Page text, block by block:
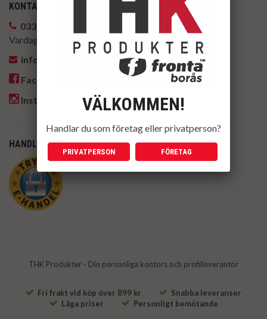
KONTAKTA OSS
033-14 88 22
Vardagar kl. 8-17
info@thk.nu
Facebook
Instagram
HANDLA TRYGGT HOS OSS
THK Produkter - Din personliga kontors och profilleverantör
Fri frakt vid köp över 899 kr
Snabba leveranser
Låga priser
Personligt bemötande
VÄLKOMMEN!
Handlar du som företag eller privatperson?
PRIVATPERSON FÖRETAG